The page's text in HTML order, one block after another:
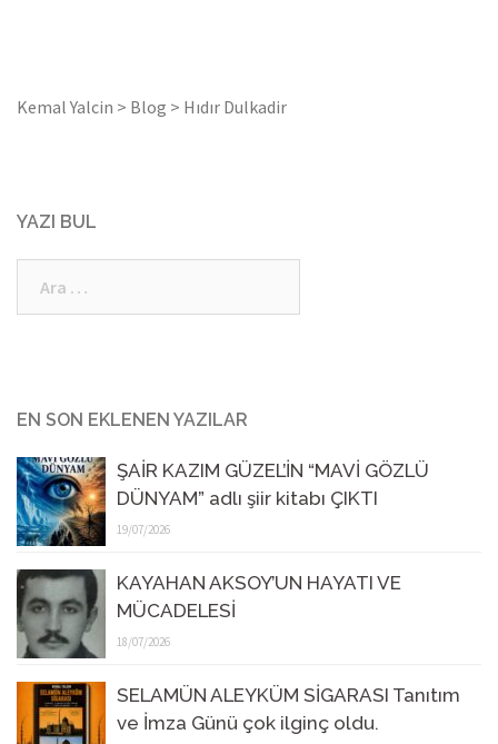
Kemal Yalcin > Blog > Hıdır Dulkadir
YAZI BUL
EN SON EKLENEN YAZILAR
ŞAİR KAZIM GÜZEL’İN “MAVİ GÖZLÜ
DÜNYAM” adlı şiir kitabı ÇIKTI
19/07/2026
KAYAHAN AKSOY’UN HAYATI VE
MÜCADELESİ
18/07/2026
SELAMÜN ALEYKÜM SİGARASI Tanıtım
ve İmza Günü çok ilginç oldu.